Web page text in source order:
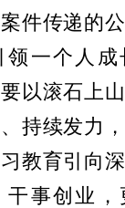
件传递的
领一个人成
以滚石上
持续发力，
教育引向
干事创业，